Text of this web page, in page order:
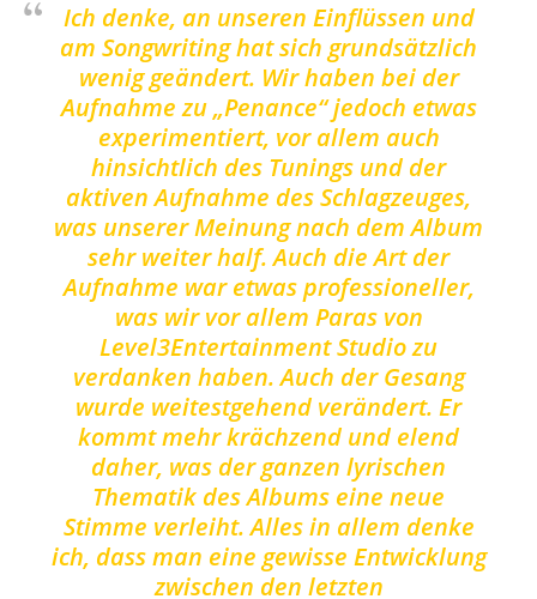
Ich denke, an unseren Einflüssen und
am Songwriting hat sich grundsätzlich
wenig geändert. Wir haben bei der
Aufnahme zu „Penance“ jedoch etwas
experimentiert, vor allem auch
hinsichtlich des Tunings und der
aktiven Aufnahme des Schlagzeuges,
was unserer Meinung nach dem Album
sehr weiter half. Auch die Art der
Aufnahme war etwas professioneller,
was wir vor allem Paras von
Level3Entertainment Studio zu
verdanken haben. Auch der Gesang
wurde weitestgehend verändert. Er
kommt mehr krächzend und elend
daher, was der ganzen lyrischen
Thematik des Albums eine neue
Stimme verleiht. Alles in allem denke
ich, dass man eine gewisse Entwicklung
zwischen den letzten